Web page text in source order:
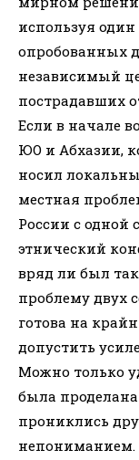
используя
опробованных
независимый
пострадавших
Если в начале
ЮО и Абхазии,
носил
местная
России с одной
этнический
вряд ли был
проблему двух
готова на
допустить
Можно только
была
прониклись
непониманием.